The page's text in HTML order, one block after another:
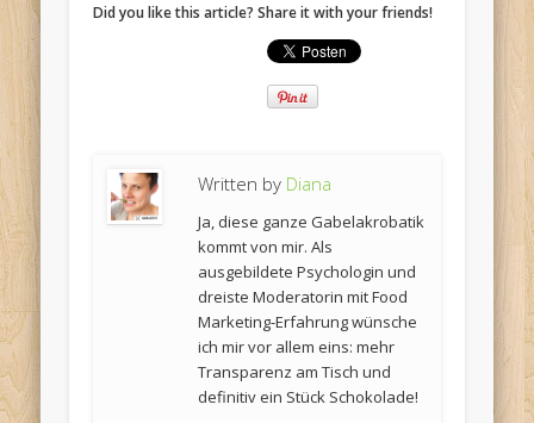
Did you like this article? Share it with your friends!
Written by Diana
Ja, diese ganze Gabelakrobatik
kommt von mir. Als
ausgebildete Psychologin und
dreiste Moderatorin mit Food
Marketing-Erfahrung wünsche
ich mir vor allem eins: mehr
Transparenz am Tisch und
definitiv ein Stück Schokolade!